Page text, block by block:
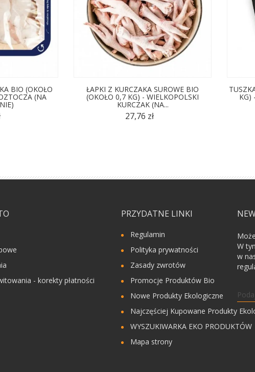
BIO (OKOŁO
(NA
ŁAPKI Z KURCZAKA SUROWE BIO
(OKOŁO 0,7 KG) - WIELKOPOLSKI
KURCZAK (NA...
27,76 zł
KG)
- korekty płatności
PRZYDATNE LINKI
Regulamin
Polityka prywatności
Zasady zwrotów
Promocje Produktów Bio
Nowe Produkty Ekologiczne
Najczęściej Kupowane Produkty
WYSZUKIWARKA EKO PRODUKTÓW
Mapa strony
W
w